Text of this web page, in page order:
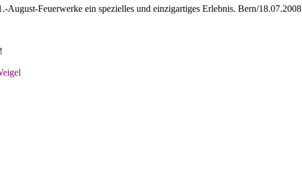
Feuerwerke ein spezielles und einzigartiges Erlebnis. Bern/18.07.2008